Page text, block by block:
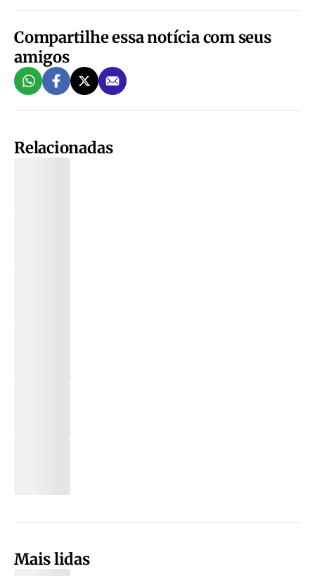
Compartilhe essa notícia com seus
amigos
Relacionadas
Mais lidas